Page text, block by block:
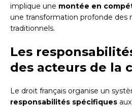
implique une montée en
une transformation profonde des
traditionnels.
Les
des acteurs de la
Le droit français organise un
responsabilités spécifiques